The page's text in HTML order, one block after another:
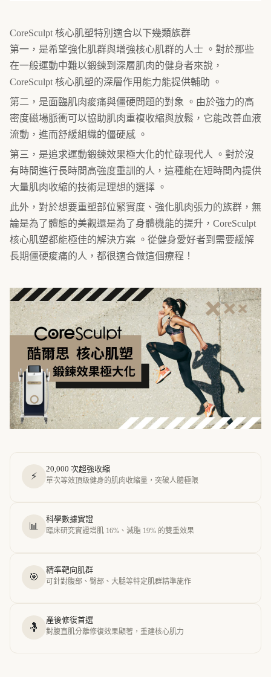
CoreSculpt 核心肌塑特別適合以下幾類族群
第一，是希望強化肌群與增強核心肌群的人士 。對於那些
在一般運動中難以鍛鍊到深層肌肉的健身者來說，
CoreSculpt 核心肌塑的深層作用能力能提供輔助 。
第二，是面臨肌肉痠痛與僵硬問題的對象 。由於強力的高
密度磁場脈衝可以協助肌肉重複收縮與放鬆，它能改善血液
流動，進而舒緩組織的僵硬感 。
第三，是追求運動鍛鍊效果極大化的忙碌現代人 。對於沒
有時間進行長時間高強度重訓的人，這種能在短時間內提供
大量肌肉收縮的技術是理想的選擇 。
此外，對於想要重塑部位緊實度、強化肌肉張力的族群，無
論是為了體態的美觀還是為了身體機能的提升，CoreSculpt
核心肌塑都能極佳的解決方案 。從健身愛好者到需要緩解
長期僵硬痠痛的人，都很適合做這個療程！
⚡
20,000 次超強收縮
單次等效頂級健身的肌肉收縮量，突破人體極限
📊
科學數據實證
臨床研究實證增肌 16%、減脂 19% 的雙重效果
🎯
精準靶向肌群
可針對腹部、臀部、大腿等特定肌群精準施作
🤱
產後修復首選
對腹直肌分離修復效果顯著，重建核心肌力